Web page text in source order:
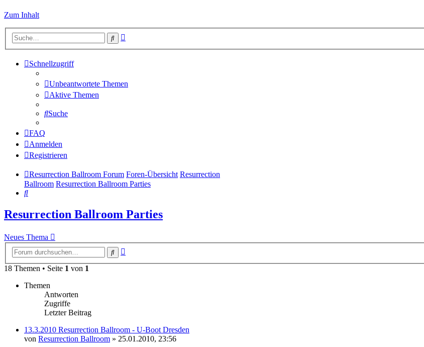
Zum Inhalt
Suche
Schnellzugriff
Unbeantwortete Themen
Aktive Themen
Suche
FAQ
Anmelden
Registrieren
Resurrection Ballroom Forum Foren-Übersicht Resurrection
Ballroom Resurrection Ballroom Parties
Suche
Resurrection Ballroom Parties
Neues Thema
Suche
18 Themen • Seite 1 von 1
Themen
Antworten
Zugriffe
Letzter Beitrag
13.3.2010 Resurrection Ballroom - U-Boot Dresden
von Resurrection Ballroom » 25.01.2010, 23:56